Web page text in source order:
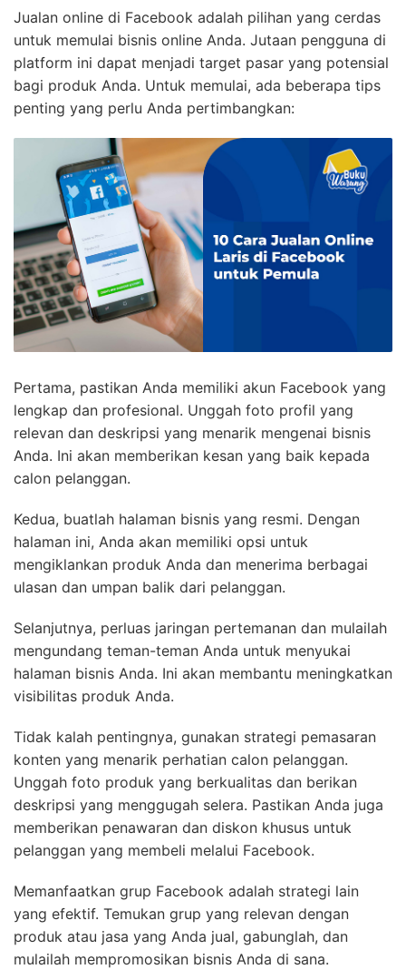
Jualan online di Facebook adalah pilihan yang cerdas
untuk memulai bisnis online Anda. Jutaan pengguna di
platform ini dapat menjadi target pasar yang potensial
bagi produk Anda. Untuk memulai, ada beberapa tips
penting yang perlu Anda pertimbangkan:
Pertama, pastikan Anda memiliki akun Facebook yang
lengkap dan profesional. Unggah foto profil yang
relevan dan deskripsi yang menarik mengenai bisnis
Anda. Ini akan memberikan kesan yang baik kepada
calon pelanggan.
Kedua, buatlah halaman bisnis yang resmi. Dengan
halaman ini, Anda akan memiliki opsi untuk
mengiklankan produk Anda dan menerima berbagai
ulasan dan umpan balik dari pelanggan.
Selanjutnya, perluas jaringan pertemanan dan mulailah
mengundang teman-teman Anda untuk menyukai
halaman bisnis Anda. Ini akan membantu meningkatkan
visibilitas produk Anda.
Tidak kalah pentingnya, gunakan strategi pemasaran
konten yang menarik perhatian calon pelanggan.
Unggah foto produk yang berkualitas dan berikan
deskripsi yang menggugah selera. Pastikan Anda juga
memberikan penawaran dan diskon khusus untuk
pelanggan yang membeli melalui Facebook.
Memanfaatkan grup Facebook adalah strategi lain
yang efektif. Temukan grup yang relevan dengan
produk atau jasa yang Anda jual, gabunglah, dan
mulailah mempromosikan bisnis Anda di sana.